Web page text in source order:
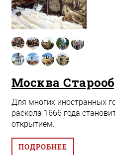
Москва
Для многих иностранных
раскола 1666 года
открытием.
ПОДРОБНЕЕ